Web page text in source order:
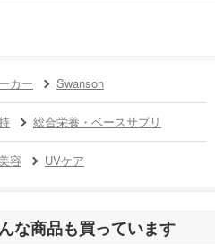
カー Swanson
総合栄養・ベースサプリ
容 UVケア
な商品も買っています